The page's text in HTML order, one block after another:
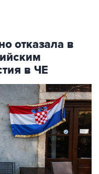
отказала в
в ЧЕ